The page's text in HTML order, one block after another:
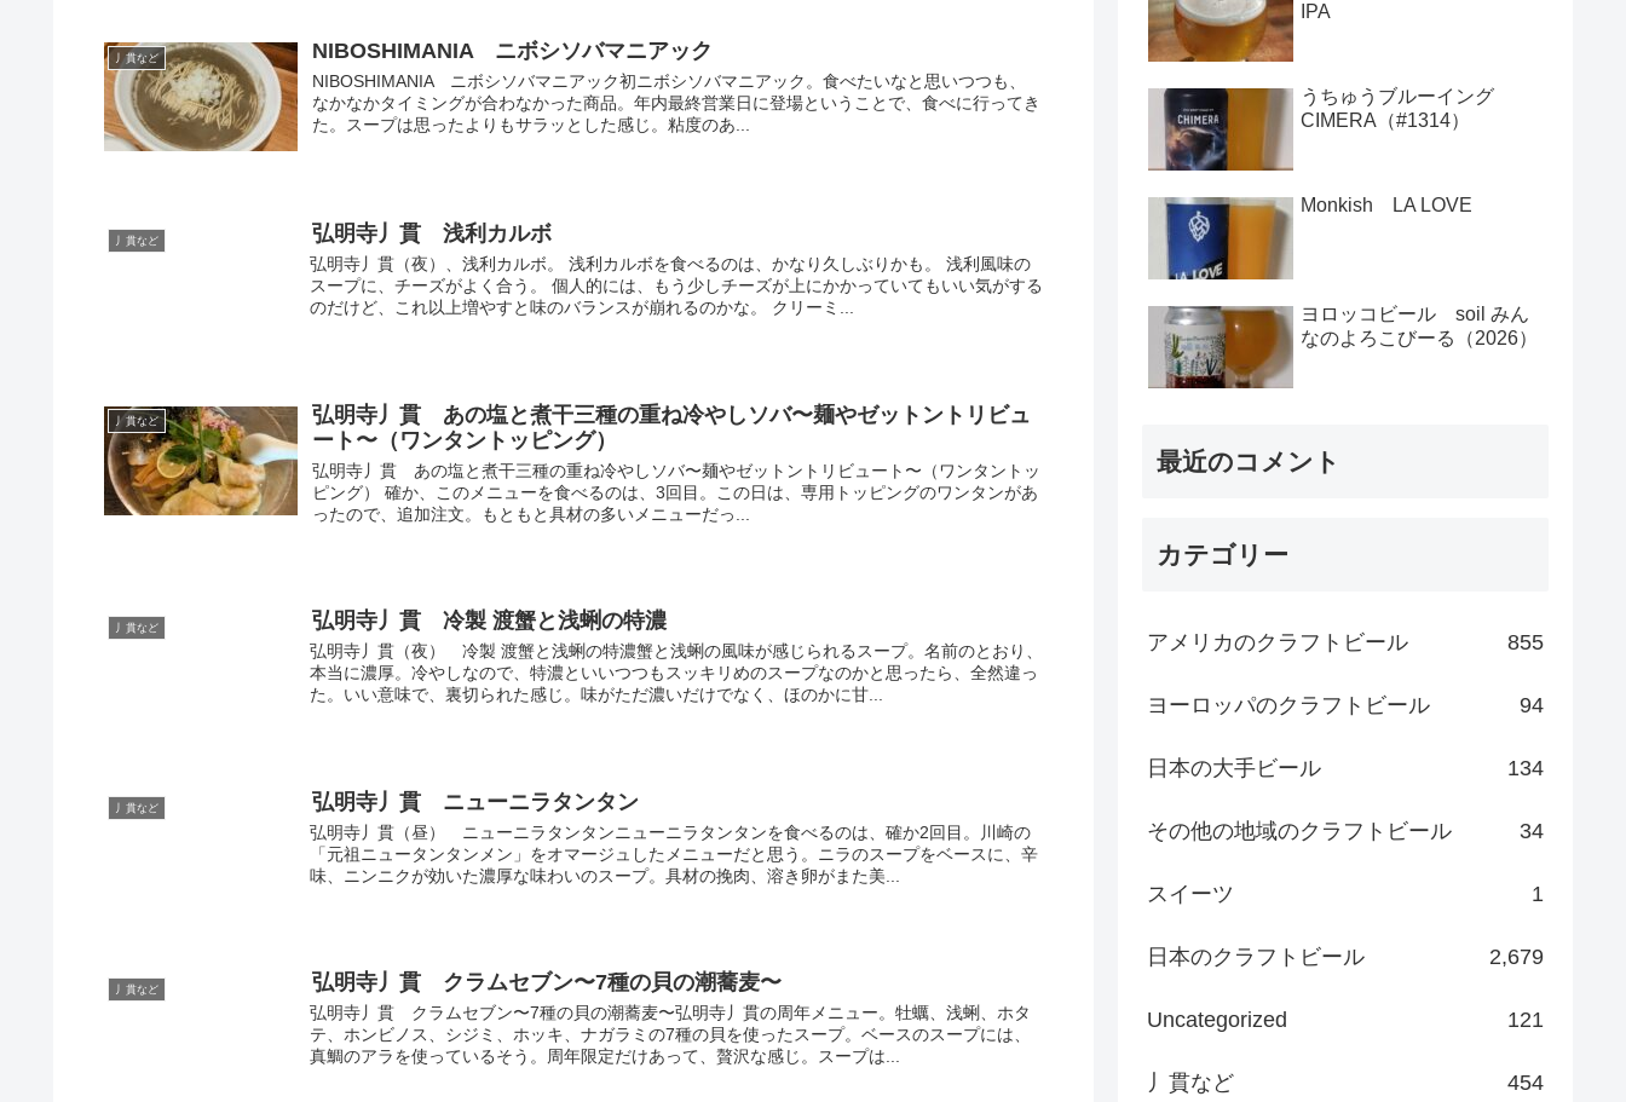
丿貫など NIBOSHIMANIA ニボシソバマニアック
NIBOSHIMANIA ニボシソバマニアック初ニボシソバマニアック。食べたいなと思いつつも、
なかなかタイミングが合わなかった商品。年内最終営業日に登場ということで、食べに行ってき
た。スープは思ったよりもサラッとした感じ。粘度のあ...
丿貫など 弘明寺丿貫 浅利カルボ
弘明寺丿貫（夜）、浅利カルボ。 浅利カルボを食べるのは、かなり久しぶりかも。 浅利風味の
スープに、チーズがよく合う。 個人的には、もう少しチーズが上にかかっていてもいい気がする
のだけど、これ以上増やすと味のバランスが崩れるのかな。 クリーミ...
丿貫など
弘明寺丿貫 あの塩と煮干三種の重ね冷やしソバ〜麺やゼットントリビュ
ート〜（ワンタントッピング）
弘明寺丿貫 あの塩と煮干三種の重ね冷やしソバ〜麺やゼットントリビュート〜（ワンタントッ
ピング） 確か、このメニューを食べるのは、3回目。この日は、専用トッピングのワンタンがあ
ったので、追加注文。もともと具材の多いメニューだっ...
丿貫など 弘明寺丿貫 冷製 渡蟹と浅蜊の特濃
弘明寺丿貫（夜） 冷製 渡蟹と浅蜊の特濃蟹と浅蜊の風味が感じられるスープ。名前のとおり、
本当に濃厚。冷やしなので、特濃といいつつもスッキリめのスープなのかと思ったら、全然違っ
た。いい意味で、裏切られた感じ。味がただ濃いだけでなく、ほのかに甘...
丿貫など 弘明寺丿貫 ニューニラタンタン
弘明寺丿貫（昼） ニューニラタンタンニューニラタンタンを食べるのは、確か2回目。川崎の
「元祖ニュータンタンメン」をオマージュしたメニューだと思う。ニラのスープをベースに、辛
味、ニンニクが効いた濃厚な味わいのスープ。具材の挽肉、溶き卵がまた美...
丿貫など 弘明寺丿貫 クラムセブン〜7種の貝の潮蕎麦〜
弘明寺丿貫 クラムセブン〜7種の貝の潮蕎麦〜弘明寺丿貫の周年メニュー。牡蠣、浅蜊、ホタ
テ、ホンビノス、シジミ、ホッキ、ナガラミの7種の貝を使ったスープ。ベースのスープには、
真鯛のアラを使っているそう。周年限定だけあって、贅沢な感じ。スープは...
IPA
うちゅうブルーイング
CIMERA（#1314）
Monkish LA LOVE
ヨロッコビール soil みん
なのよろこびーる（2026）
最近のコメント
カテゴリー
アメリカのクラフトビール 855
ヨーロッパのクラフトビール 94
日本の大手ビール 134
その他の地域のクラフトビール 34
スイーツ 1
日本のクラフトビール 2,679
Uncategorized 121
丿貫など 454